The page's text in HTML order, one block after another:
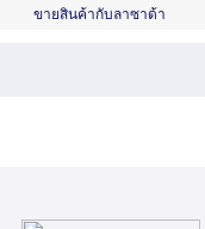
ขายสินค้ากับลาซาด้า